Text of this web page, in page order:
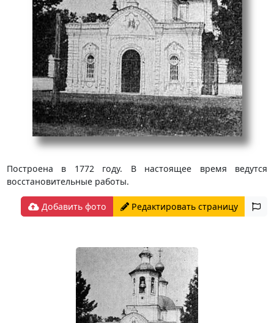
Построена в 1772 году. В настоящее время ведутся
восстановительные работы.
Добавить фото Редактировать страницу